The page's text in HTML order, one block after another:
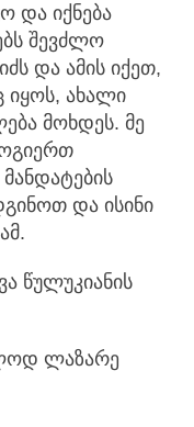
და იქნება
შევძლო
და ამის იქეთ,
იყოს, ახალი
მოხდეს. მე
და ისინი
წულუკიანის
ლაზარე